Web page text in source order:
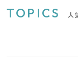
TOPICS 人